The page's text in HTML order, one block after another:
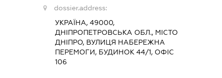
dossier.address:
УКРАЇНА, 49000,
ДНІПРОПЕТРОВСЬКА ОБЛ., МІСТО
ДНІПРО, ВУЛИЦЯ НАБЕРЕЖНА
ПЕРЕМОГИ, БУДИНОК 44/1, ОФІС
106